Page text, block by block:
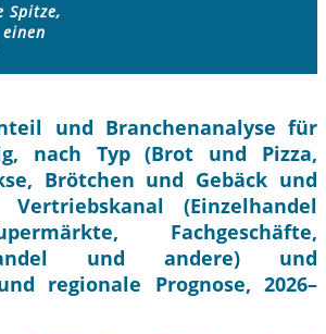
Spitze,
und Branchenanalyse für
nach Typ (Brot und Pizza,
Brötchen und Gebäck und
(Einzelhandel
Fachgeschäfte,
und andere) und
regionale Prognose, 2026–